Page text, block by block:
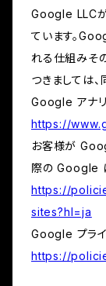
Google LLC
ています。
れる仕組みそ
つきましては、
Google アナリ
https://
お客様が
際の Google
https://
sites?hl=ja
Google プライ
https://